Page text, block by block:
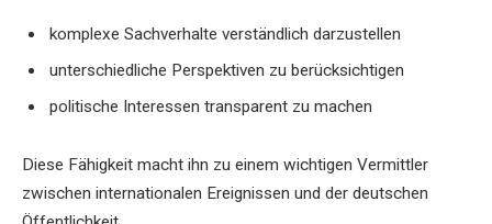
komplexe Sachverhalte verständlich darzustellen
unterschiedliche Perspektiven zu berücksichtigen
politische Interessen transparent zu machen
Diese Fähigkeit macht ihn zu einem wichtigen Vermittler
zwischen internationalen Ereignissen und der deutschen